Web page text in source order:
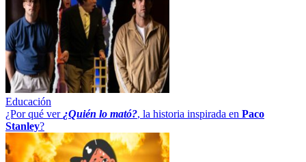
Educación
¿Por qué ver ¿Quién lo mató?, la historia inspirada en Paco
Stanley?